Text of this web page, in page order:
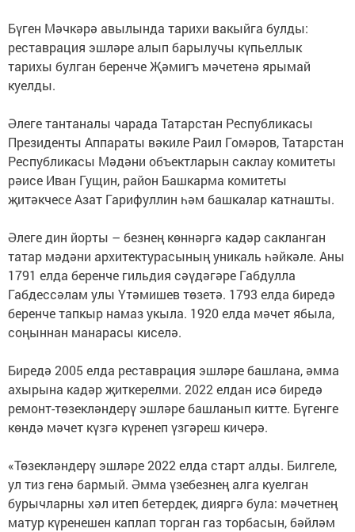
Бүген Мәчкәрә авылында тарихи вакыйга булды:
реставрация эшләре алып барылучы күпьеллык
тарихы булган беренче Җәмигъ мәчетенә ярымай
куелды.
Әлеге тантаналы чарада Татарстан Республикасы
Президенты Аппараты вәкиле Раил Гомәров, Татарстан
Республикасы Мәдәни объектларын саклау комитеты
рәисе Иван Гущин, район Башкарма комитеты
җитәкчесе Азат Гарифуллин һәм башкалар катнашты.
Әлеге дин йорты – безнең көннәргә кадәр сакланган
татар мәдәни архитектурасының уникаль һәйкәле. Аны
1791 елда беренче гильдия сәүдәгәре Габдулла
Габдессәлам улы Үтәмишев төзетә. 1793 елда биредә
беренче тапкыр намаз укыла. 1920 елда мәчет ябыла,
соңыннан манарасы киселә.
Биредә 2005 елда реставрация эшләре башлана, әмма
ахырына кадәр җиткерелми. 2022 елдан исә биредә
ремонт-төзекләндерү эшләре башланып китте. Бүгенге
көндә мәчет күзгә күренеп үзгәреш кичерә.
«Төзекләндерү эшләре 2022 елда старт алды. Билгеле,
ул тиз генә бармый. Әмма үзебезнең алга куелган
бурычларны хәл итеп бетердек, дияргә була: мәчетнең
матур күренешен каплап торган газ торбасын, бәйләм